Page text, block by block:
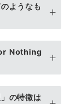
ようなも
Nothing
の特徴は